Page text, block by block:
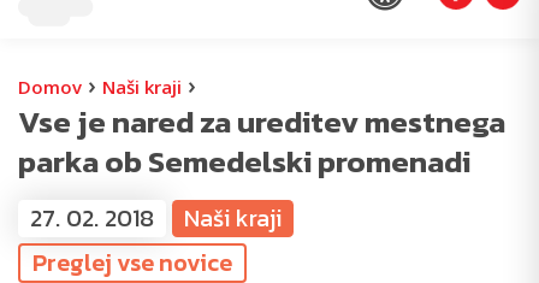
Domov › Naši kraji ›
Vse je nared za ureditev mestnega
parka ob Semedelski promenadi
27. 02. 2018
Naši kraji
Preglej vse novice